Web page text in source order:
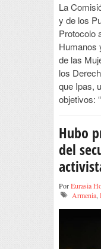
La
y de los
Protocolo
Humanos
de las
los
que Ipas,
objetivos:
Hubo
del
PorEurasia
Armenia,